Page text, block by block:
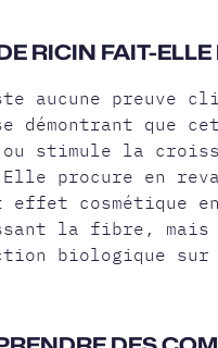
RICIN FAIT-ELLE
aucune preuve
démontrant que
stimule la
procure en
effet cosmétique
la fibre, mais
biologique